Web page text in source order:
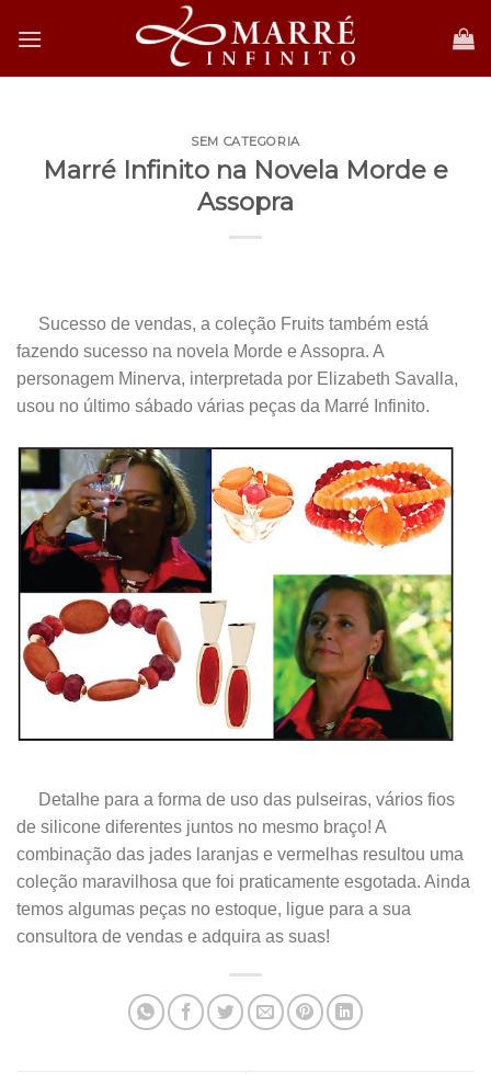
SEM CATEGORIA
Marré Infinito na Novela Morde e
Assopra
Sucesso de vendas, a coleção Fruits também está
fazendo sucesso na novela Morde e Assopra. A
personagem Minerva, interpretada por Elizabeth Savalla,
usou no último sábado várias peças da Marré Infinito.
Detalhe para a forma de uso das pulseiras, vários fios
de silicone diferentes juntos no mesmo braço! A
combinação das jades laranjas e vermelhas resultou uma
coleção maravilhosa que foi praticamente esgotada. Ainda
temos algumas peças no estoque, ligue para a sua
consultora de vendas e adquira as suas!